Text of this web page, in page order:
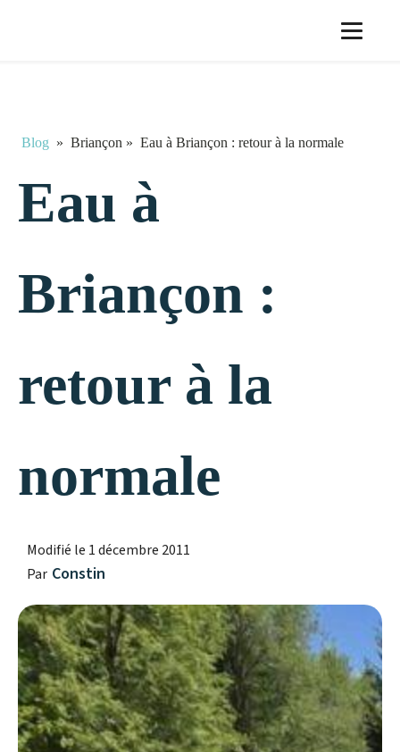
Blog » Briançon » Eau à Briançon : retour à la normale
Eau à
Briançon :
retour à la
normale
Modifié le 1 décembre 2011
Par Constin